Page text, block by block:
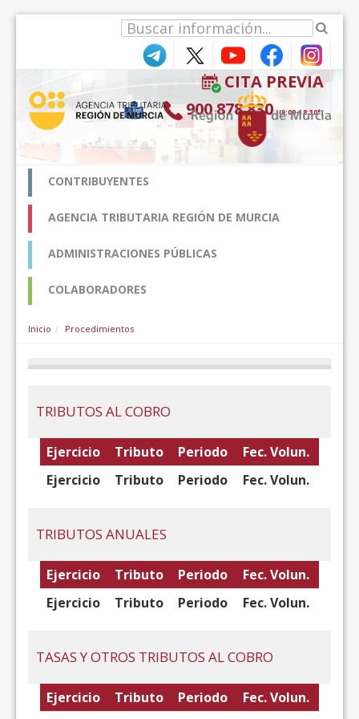
CITA PREVIA
900 878 830 (9:00-18:30*)
CONTRIBUYENTES
AGENCIA TRIBUTARIA REGIÓN DE MURCIA
ADMINISTRACIONES PÚBLICAS
COLABORADORES
Inicio Procedimientos
TRIBUTOS AL COBRO
Ejercicio Tributo Periodo
Fec. Volun.
Ejercicio
Tributo Periodo Fec. Volun.
TRIBUTOS ANUALES
Ejercicio Tributo Periodo
Fec. Volun.
Ejercicio
Tributo Periodo Fec. Volun.
TASAS Y OTROS TRIBUTOS AL COBRO
Ejercicio Tributo Periodo
Fec. Volun.